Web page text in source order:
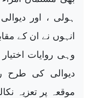
ہولی ، اور دیوالی
انہوں نے ان کے
وہی روایات
دیوالی کی طرح
موقعہ پر تعزیہ